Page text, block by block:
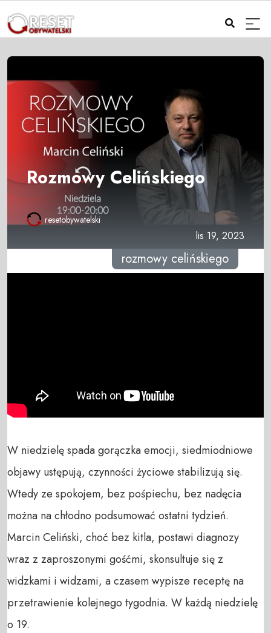
Rozmowy Celińskiego
resetobywatelski
lis 19, 2023
rozmowy celińskiego
W niedzielę spada gorączka emocji, siedmiodniowe
objawy ustępują, czynności życiowe stabilizują się.
Wtedy ze spokojem, bez pośpiechu, bez nadęcia
można na chłodno podsumować ostatni tydzień.
Marcin Celiński, choć bez kitla, postawi diagnozy
wraz z zaproszonymi gośćmi, skonsultuje się z
widzkami i widzami, a czasem wypisze receptę na
przetrawienie kolejnego tygodnia. W każdą niedzielę
o 19.